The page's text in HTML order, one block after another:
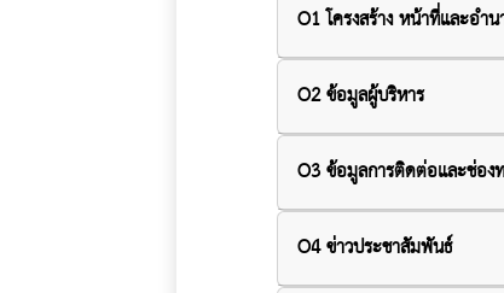
O1 โครงสร้าง หน้าที่และอำ
O2 ข้อมูลผู้บริหาร
O3 ข้อมูลการติดต่อและช่อง
O4 ข่าวประชาสัมพันธ์